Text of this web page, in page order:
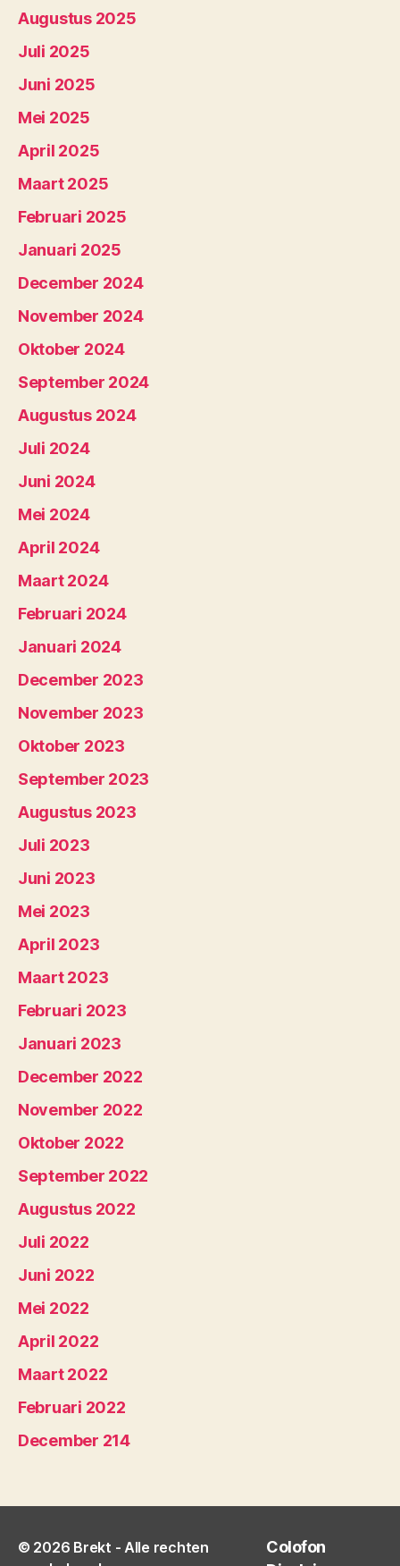
Augustus 2025
Juli 2025
Juni 2025
Mei 2025
April 2025
Maart 2025
Februari 2025
Januari 2025
December 2024
November 2024
Oktober 2024
September 2024
Augustus 2024
Juli 2024
Juni 2024
Mei 2024
April 2024
Maart 2024
Februari 2024
Januari 2024
December 2023
November 2023
Oktober 2023
September 2023
Augustus 2023
Juli 2023
Juni 2023
Mei 2023
April 2023
Maart 2023
Februari 2023
Januari 2023
December 2022
November 2022
Oktober 2022
September 2022
Augustus 2022
Juli 2022
Juni 2022
Mei 2022
April 2022
Maart 2022
Februari 2022
December 214
© 2026 Brekt - Alle rechten
Colofon